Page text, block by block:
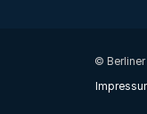
© Berliner